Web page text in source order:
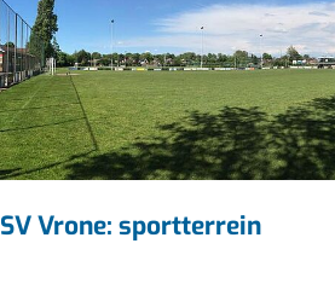
SV Vrone: sportterrein